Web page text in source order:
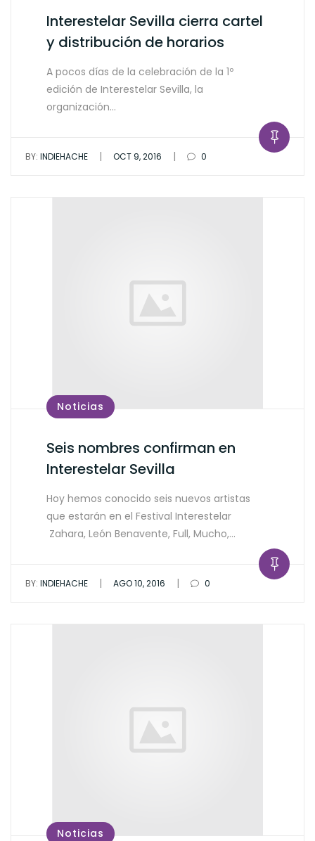
Interestelar Sevilla cierra cartel
y distribución de horarios
A pocos días de la celebración de la 1º
edición de Interestelar Sevilla, la
organización…
BY: INDIEHACHE | OCT 9, 2016 | 0
Noticias
Seis nombres confirman en
Interestelar Sevilla
Hoy hemos conocido seis nuevos artistas
que estarán en el Festival Interestelar
Zahara, León Benavente, Full, Mucho,…
BY: INDIEHACHE | AGO 10, 2016 | 0
Noticias